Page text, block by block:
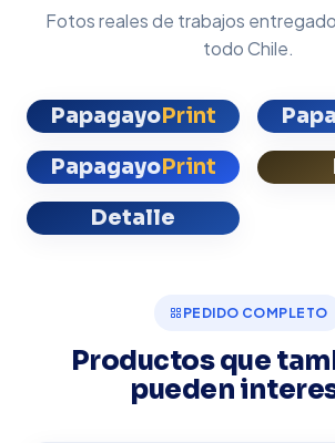
Fotos reales de trabajos
todo Chile.
PapagayoPrint
PapagayoPrint
Detalle
PEDIDO COMPLETO
Productos que
pueden